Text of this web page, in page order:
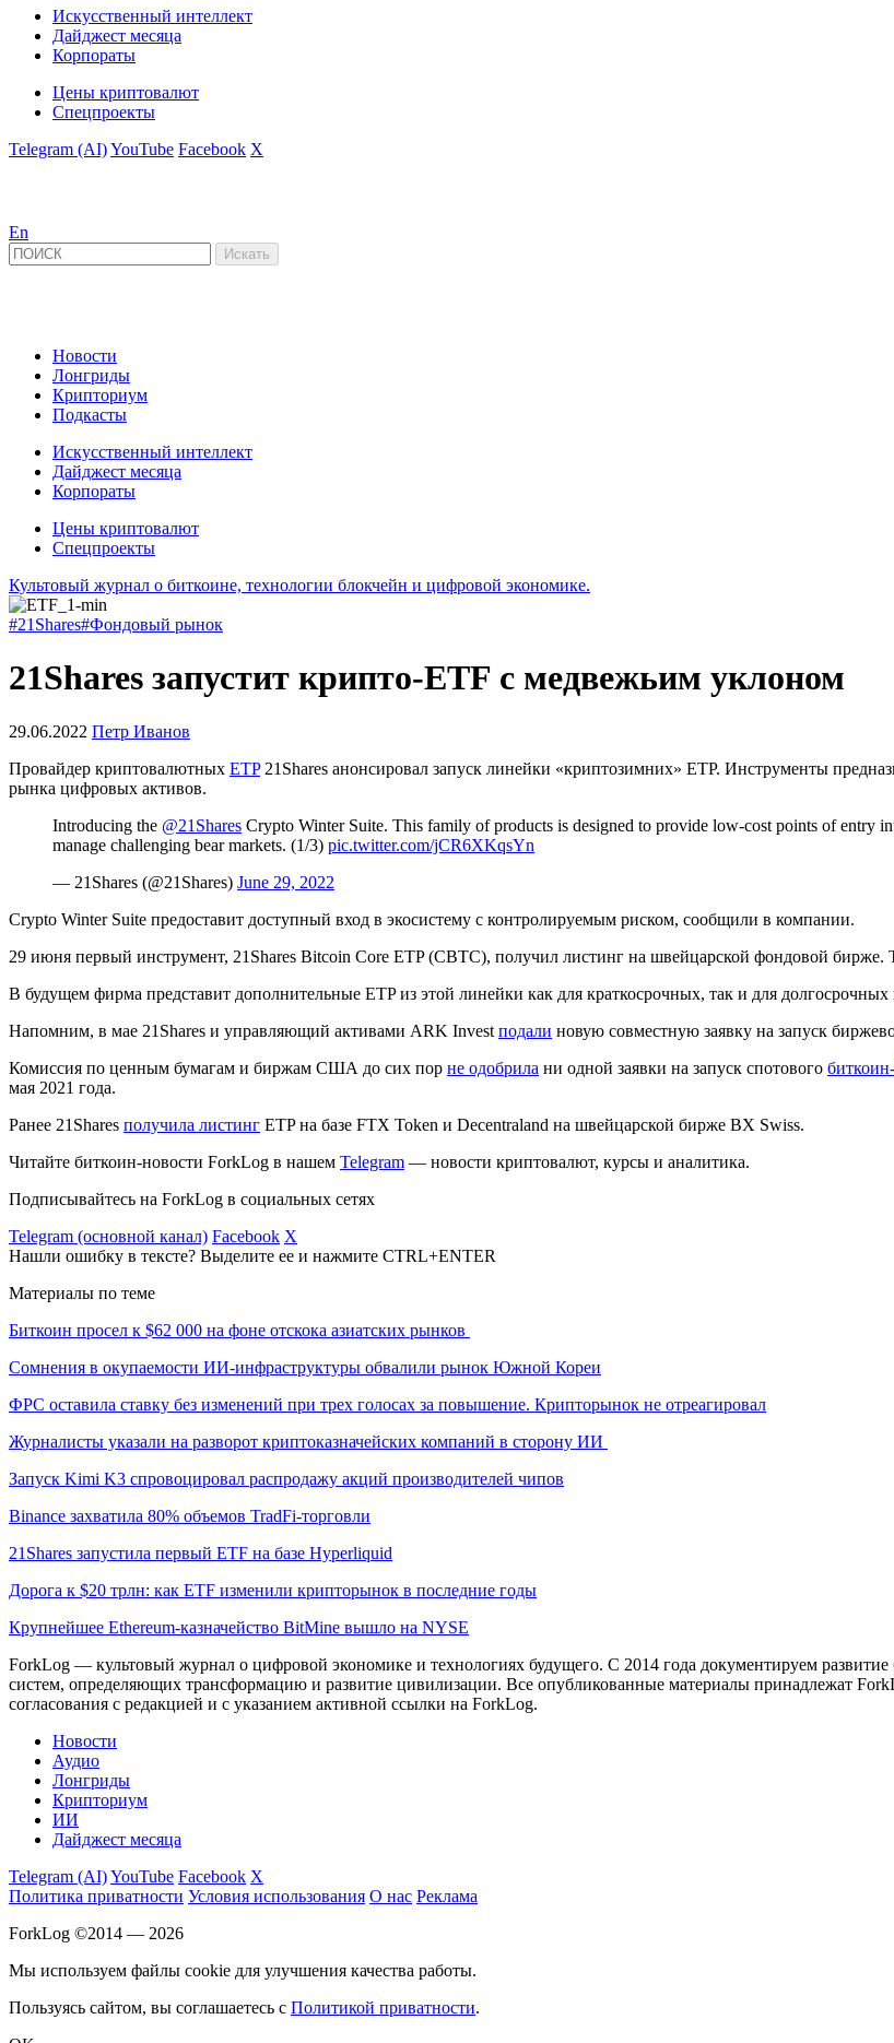
Искусственный интеллект
Дайджест месяца
Корпораты
Цены криптовалют
Спецпроекты
Telegram (AI)YouTube Facebook X
En
Новости
Лонгриды
Крипториум
Подкасты
Искусственный интеллект
Дайджест месяца
Корпораты
Цены криптовалют
Спецпроекты
Культовый журнал о биткоине, технологии блокчейн и цифровой экономике.
#21Shares#Фондовый рынок
21Shares запустит крипто-ETF с медвежьим уклоном
29.06.2022 Петр Иванов
Провайдер криптовалютных ETP21Shares анонсировал запуск линейки «криптозимних» ETP. Инструменты
рынка цифровых активов.
Introducing the @21Shares Crypto Winter Suite. This family of products is designed to provide low-cost points of entry
manage challenging bear markets. (1/3) pic.twitter.com/jCR6XKqsYn
— 21Shares (@21Shares) June 29, 2022
Crypto Winter Suite предоставит доступный вход в экосистему с контролируемым риском, сообщили в компании.
29 июня первый инструмент, 21Shares Bitcoin Core ETP (CBTC), получил листинг на швейцарской фондовой бирже.
В будущем фирма представит дополнительные ETP из этой линейки как для краткосрочных, так и для долгосрочных
Напомним, в мае 21Shares и управляющий активами ARK Invest подали новую совместную заявку на запуск
Комиссия по ценным бумагам и биржам США до сих пор не одобрила ни одной заявки на запуск спотового
мая 2021 года.
Ранее 21Shares получила листинг ETP на базе FTX Token и Decentraland на швейцарской бирже BX Swiss.
Читайте биткоин-новости ForkLog в нашем Telegram — новости криптовалют, курсы и аналитика.
Подписывайтесь на ForkLog в социальных сетях
Telegram (основной канал) Facebook X
Нашли ошибку в тексте? Выделите ее и нажмите CTRL+ENTER
Материалы по теме
Биткоин просел к $62 000 на фоне отскока азиатских рынков
Сомнения в окупаемости ИИ-инфраструктуры обвалили рынок Южной Кореи
ФРС оставила ставку без изменений при трех голосах за повышение. Крипторынок не отреагировал
Журналисты указали на разворот криптоказначейских компаний в сторону ИИ
Запуск Kimi K3 спровоцировал распродажу акций производителей чипов
Binance захватила 80% объемов TradFi-торговли
21Shares запустила первый ETF на базе Hyperliquid
Дорога к $20 трлн: как ETF изменили крипторынок в последние годы
Крупнейшее Ethereum-казначейство BitMine вышло на NYSE
ForkLog — культовый журнал о цифровой экономике и технологиях будущего. С 2014 года документируем
систем, определяющих трансформацию и развитие цивилизации. Все опубликованные материалы принадлежат
согласования с редакцией и с указанием активной ссылки на ForkLog.
Новости
Аудио
Лонгриды
Крипториум
ИИ
Дайджест месяца
Telegram (AI)YouTube Facebook X
Политика приватности Условия использования О нас Реклама
ForkLog ©2014 — 2026
Мы используем файлы cookie для улучшения качества работы.
Пользуясь сайтом, вы соглашаетесь с Политикой приватности.